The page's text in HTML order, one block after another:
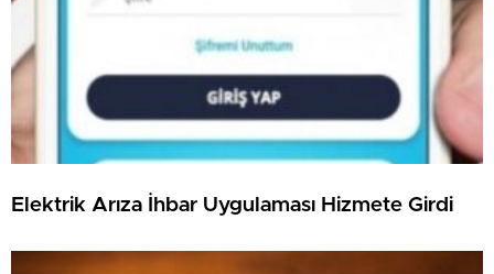
Elektrik Arıza İhbar Uygulaması Hizmete Girdi